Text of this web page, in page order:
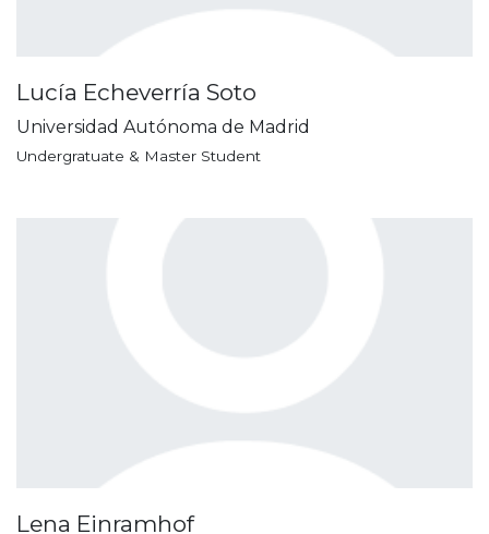
Lucía Echeverría Soto
Universidad Autónoma de Madrid
Undergratuate & Master Student
Lena Einramhof